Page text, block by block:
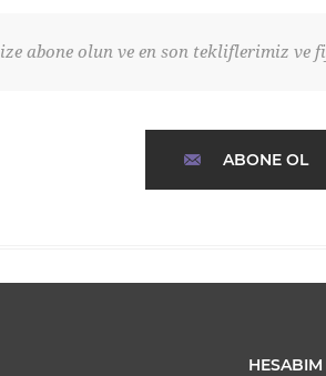
abone olun ve en son tekliflerimiz ve
ABONE OL
HESABIM